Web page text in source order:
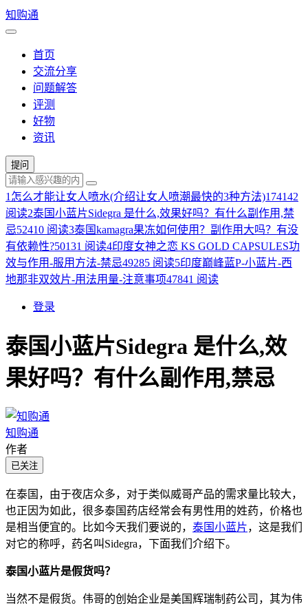
知购通
首页
交流分享
问题解答
评测
好物
资讯
提问
1 怎么才能让女人喷水(介绍让女人喷潮最快的3种方法)174142
阅读2泰国小蓝片Sidegra 是什么,效果好吗？有什么副作用,禁
忌52410 阅读3泰国kamagra果冻如何使用？副作用大吗？有没
有依赖性?50131 阅读4印度女神之恋 KS GOLD CAPSULES功
效与作用-服用方法-禁忌49285 阅读5印度巅峰蓝P-小蓝片-西
地那非双效片-用法用量-注意事项47841 阅读
登录
泰国小蓝片Sidegra 是什么,效
果好吗？有什么副作用,禁忌
知购通
作者
已关注
在泰国，由于夜店众多，对于类似威哥产品的需求量比较大，
也正因为如此，很多泰国药店经常会有男性用的姓药，价格也
是相当便宜的。比如今天我们要说的， 泰国小蓝片，这是我们
对它的称呼，药名叫Sidegra，下面我们介绍下。
泰国小蓝片是假货吗？
当然不是假货。伟哥的创始企业是美国辉瑞制药公司，其为伟